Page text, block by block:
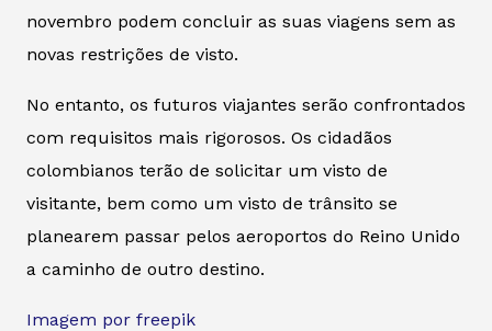
novembro podem concluir as suas viagens sem as
novas restrições de visto.
No entanto, os futuros viajantes serão confrontados
com requisitos mais rigorosos. Os cidadãos
colombianos terão de solicitar um visto de
visitante, bem como um visto de trânsito se
planearem passar pelos aeroportos do Reino Unido
a caminho de outro destino.
Imagem por freepik